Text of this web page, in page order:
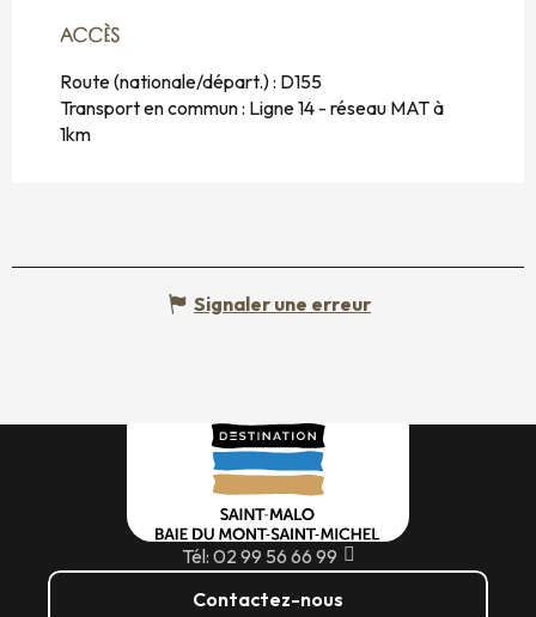
ACCÈS
ACCÈS
Route (nationale/départ.) : D155
Transport en commun : Ligne 14 - réseau MAT à
1km
Signaler une erreur
Tél: 02 99 56 66 99
Contactez-nous